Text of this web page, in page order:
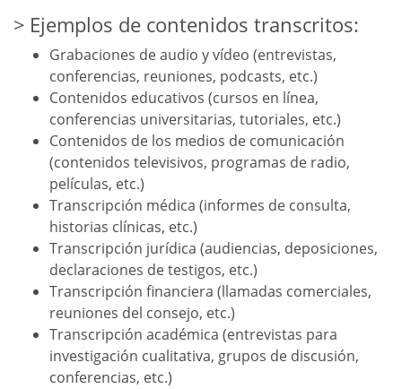
Ejemplos de contenidos transcritos:
Grabaciones de audio y vídeo (entrevistas,
conferencias, reuniones, podcasts, etc.)
Contenidos educativos (cursos en línea,
conferencias universitarias, tutoriales, etc.)
Contenidos de los medios de comunicación
(contenidos televisivos, programas de radio,
películas, etc.)
Transcripción médica (informes de consulta,
historias clínicas, etc.)
Transcripción jurídica (audiencias, deposiciones,
declaraciones de testigos, etc.)
Transcripción financiera (llamadas comerciales,
reuniones del consejo, etc.)
Transcripción académica (entrevistas para
investigación cualitativa, grupos de discusión,
conferencias, etc.)